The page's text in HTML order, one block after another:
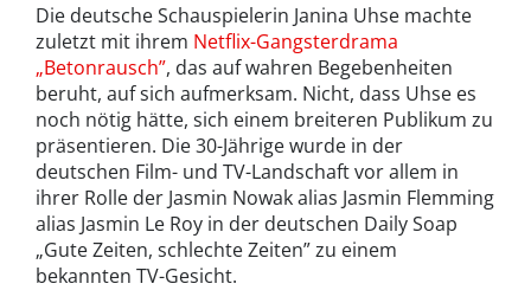
Die deutsche Schauspielerin Janina Uhse machte
zuletzt mit ihrem Netflix-Gangsterdrama
„Betonrausch”, das auf wahren Begebenheiten
beruht, auf sich aufmerksam. Nicht, dass Uhse es
noch nötig hätte, sich einem breiteren Publikum zu
präsentieren. Die 30-Jährige wurde in der
deutschen Film- und TV-Landschaft vor allem in
ihrer Rolle der Jasmin Nowak alias Jasmin Flemming
alias Jasmin Le Roy in der deutschen Daily Soap
„Gute Zeiten, schlechte Zeiten” zu einem
bekannten TV-Gesicht.